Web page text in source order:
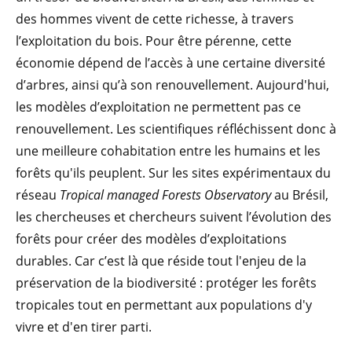
des hommes vivent de cette richesse, à travers
l’exploitation du bois. Pour être pérenne, cette
économie dépend de l’accès à une certaine diversité
d’arbres, ainsi qu’à son renouvellement. Aujourd'hui,
les modèles d’exploitation ne permettent pas ce
renouvellement. Les scientifiques réfléchissent donc à
une meilleure cohabitation entre les humains et les
forêts qu'ils peuplent. Sur les sites expérimentaux du
réseau Tropical managed Forests Observatoryau Brésil,
les chercheuses et chercheurs suivent l’évolution des
forêts pour créer des modèles d’exploitations
durables. Car c’est là que réside tout l'enjeu de la
préservation de la biodiversité : protéger les forêts
tropicales tout en permettant aux populations d'y
vivre et d'en tirer parti.